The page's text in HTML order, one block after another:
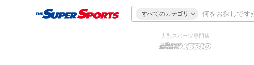
すべてのカテゴリ
大型スポーツ専門店